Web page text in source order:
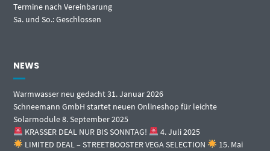
Termine nach Vereinbarung
Sa. und So.: Geschlossen
NEWS
Warmwasser neu gedacht31. Januar 2026
Schneemann GmbH startet neuen Onlineshop für leichte
Solarmodule8. September 2025
KRASSER DEAL NUR BIS SONNTAG!
4. Juli 2025
LIMITED DEAL – STREETBOOSTER VEGA SELECTION
15. Mai